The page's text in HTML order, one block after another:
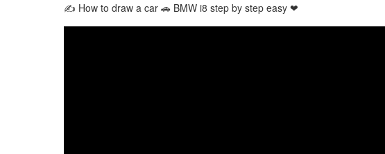
✍ How to draw a car 🚗 BMW i8 step by step easy ❤